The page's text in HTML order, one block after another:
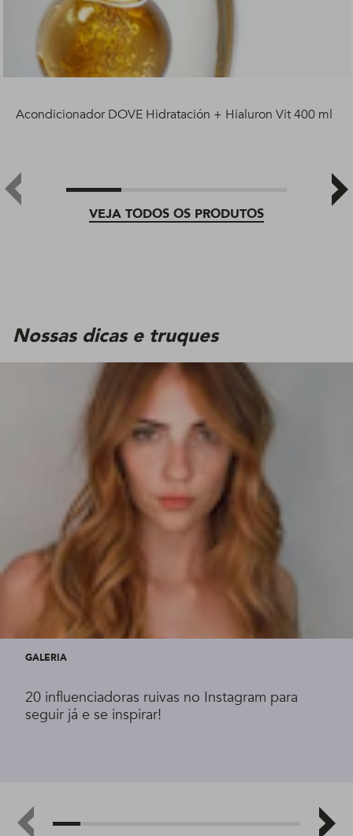
VEJA TODOS OS PRODUTOS
Acondicionador DOVE Hidratación + Hialuron Vit 400 ml
Nossas dicas e truques
GALERIA
20 influenciadoras ruivas no Instagram para
seguir já e se inspirar!